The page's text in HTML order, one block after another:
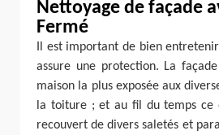
Nettoyage de façade
Fermé
Il est important de bien
assure une protection. La
maison la plus exposée aux
la toiture ; et au fil du temps ce
recouvert de divers saletés et